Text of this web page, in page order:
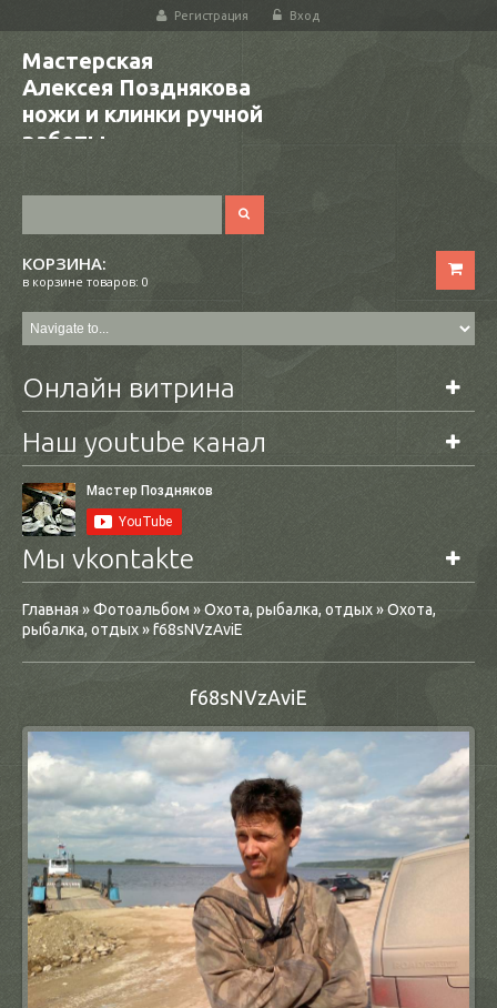
Регистрация Вход
Мастерская
Алексея Позднякова
ножи и клинки ручной
работы
КОРЗИНА:
в корзине товаров: 0
Онлайн витрина
Наш youtube канал
Мы vkontakte
Главная»Фотоальбом »Охота, рыбалка, отдых»Охота,
рыбалка, отдых» f68sNVzAviE
f68sNVzAviE